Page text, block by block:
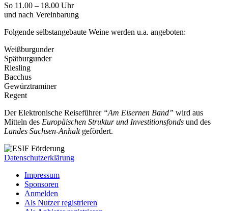
So 11.00 – 18.00 Uhr
und nach Vereinbarung
Folgende selbstangebaute Weine werden u.a. angeboten:
Weißburgunder
Spätburgunder
Riesling
Bacchus
Gewürztraminer
Regent
Der Elektronische Reiseführer “Am Eisernen Band” wird aus
Mitteln des Europäischen Struktur und Investitionsfonds und des
Landes Sachsen-Anhaltgefördert.
Datenschutzerklärung
Impressum
Sponsoren
Anmelden
Als Nutzer registrieren